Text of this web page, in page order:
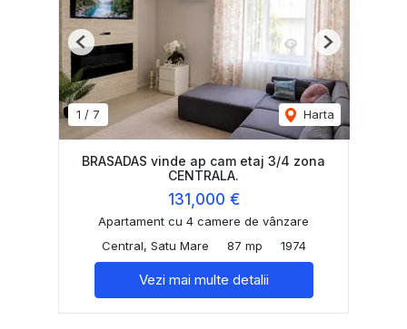
1 / 7 Harta
Previous Next
BRASADAS vinde ap cam etaj 3/4 zona
CENTRALA.
131,000 €
Apartament cu 4 camere de vânzare
Central, Satu Mare
87 mp 1974
Vezi mai multe detalii